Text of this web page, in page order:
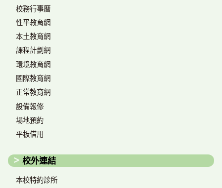
校務行事曆
性平教育網
本土教育網
課程計劃網
環境教育網
國際教育網
正常教育網
設備報修
場地預約
平板借用
校外連結
本校特約診所